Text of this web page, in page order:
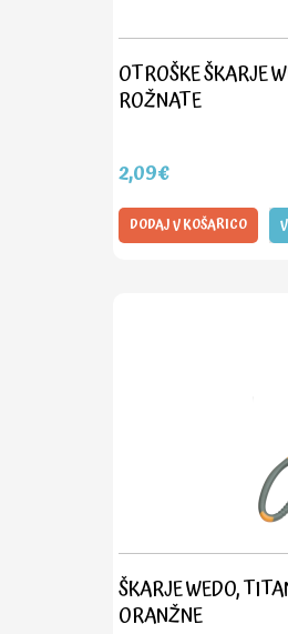
OTROŠKE ŠKARJE
ROŽNATE
2,09€
DODAJ V KOŠARICO
ŠKARJE WEDO,
ORANŽNE